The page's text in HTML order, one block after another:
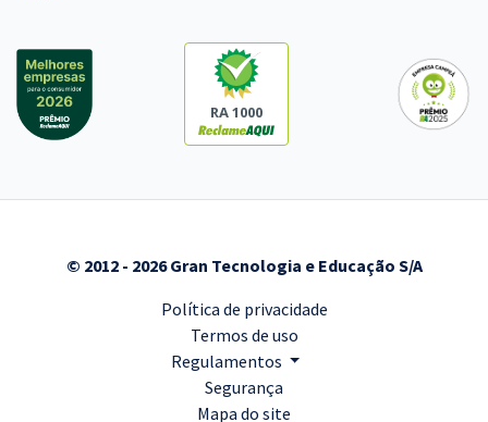
RA 1000
© 2012 - 2026 Gran Tecnologia e Educação S/A
Política de privacidade
Termos de uso
Regulamentos
Segurança
Mapa do site